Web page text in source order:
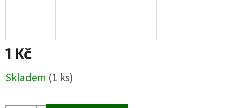
1 Kč
cena:
Skladem (1 ks)